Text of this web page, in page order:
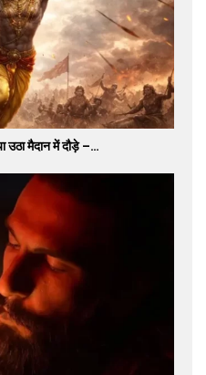
उठा मैदान में दौड़े –…